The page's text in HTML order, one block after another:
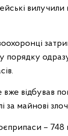
вилучили
порядку
відбував
за майнові
– 748